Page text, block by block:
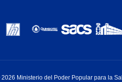
Ministerio del Poder Popular para la